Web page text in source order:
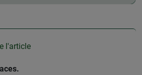
l'article